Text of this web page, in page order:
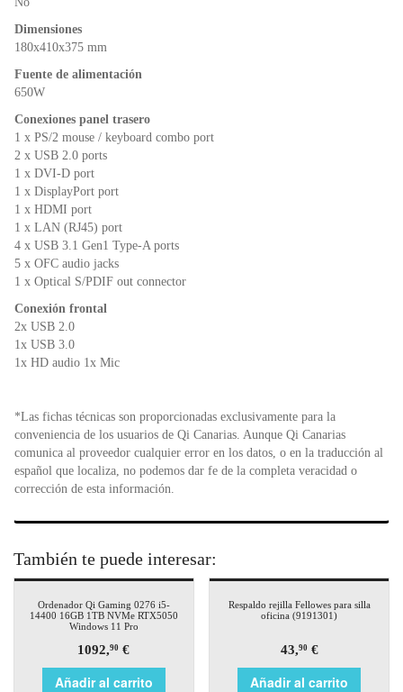
Dimensiones
180x410x375 mm
Fuente de alimentación
650W
Conexiones panel trasero
1 x PS/2 mouse / keyboard combo port
2 x USB 2.0 ports
1 x DVI-D port
1 x DisplayPort port
1 x HDMI port
1 x LAN (RJ45) port
4 x USB 3.1 Gen1 Type-A ports
5 x OFC audio jacks
1 x Optical S/PDIF out connector
Conexión frontal
2x USB 2.0
1x USB 3.0
1x HD audio 1x Mic
*Las fichas técnicas son proporcionadas exclusivamente para la
conveniencia de los usuarios de Qi Canarias. Aunque Qi Canarias
comunica al proveedor cualquier error en los datos, o en la traducción al
español que localiza, no podemos dar fe de la completa veracidad o
corrección de esta información.
También te puede interesar:
Ordenador Qi Gaming 0276 i5-
14400 16GB 1TB NVMe RTX5050
Windows 11 Pro
1092,90 €
Añadir al carrito
Respaldo rejilla Fellowes para silla
oficina (9191301)
43,90€
Añadir al carrito